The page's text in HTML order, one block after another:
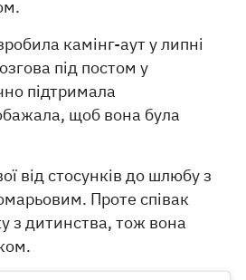
камінг-аут у липні
під постом у
підтримала
щоб вона була
від стосунків до шлюбу з
Проте співак
з дитинства, тож вона